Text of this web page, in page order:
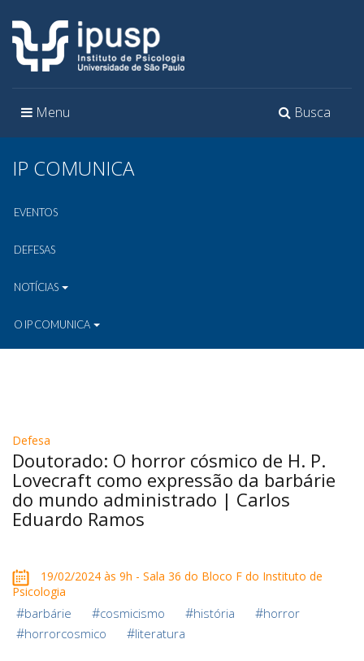
Toggle
Busca
Toggle
Menu
IP COMUNICA
EVENTOS
DEFESAS
NOTÍCIAS
O IP COMUNICA
Defesa
Doutorado: O horror cósmico de H. P.
Lovecraft como expressão da barbárie
do mundo administrado | Carlos
Eduardo Ramos
19/02/2024 às 9h - Sala 36 do Bloco F do Instituto de
Psicologia
#barbárie #cosmicismo #história #horror
#horrorcosmico #literatura